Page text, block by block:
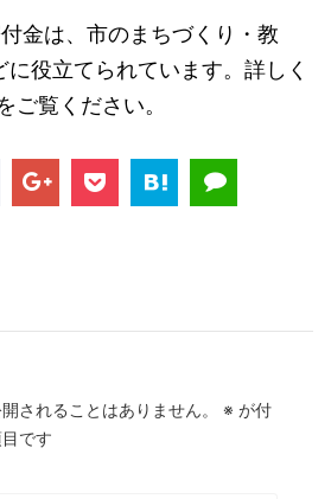
金は、市のまちづくり・教
役立てられています。詳しく
ご覧ください。
されることはありません。 ※ が付
です